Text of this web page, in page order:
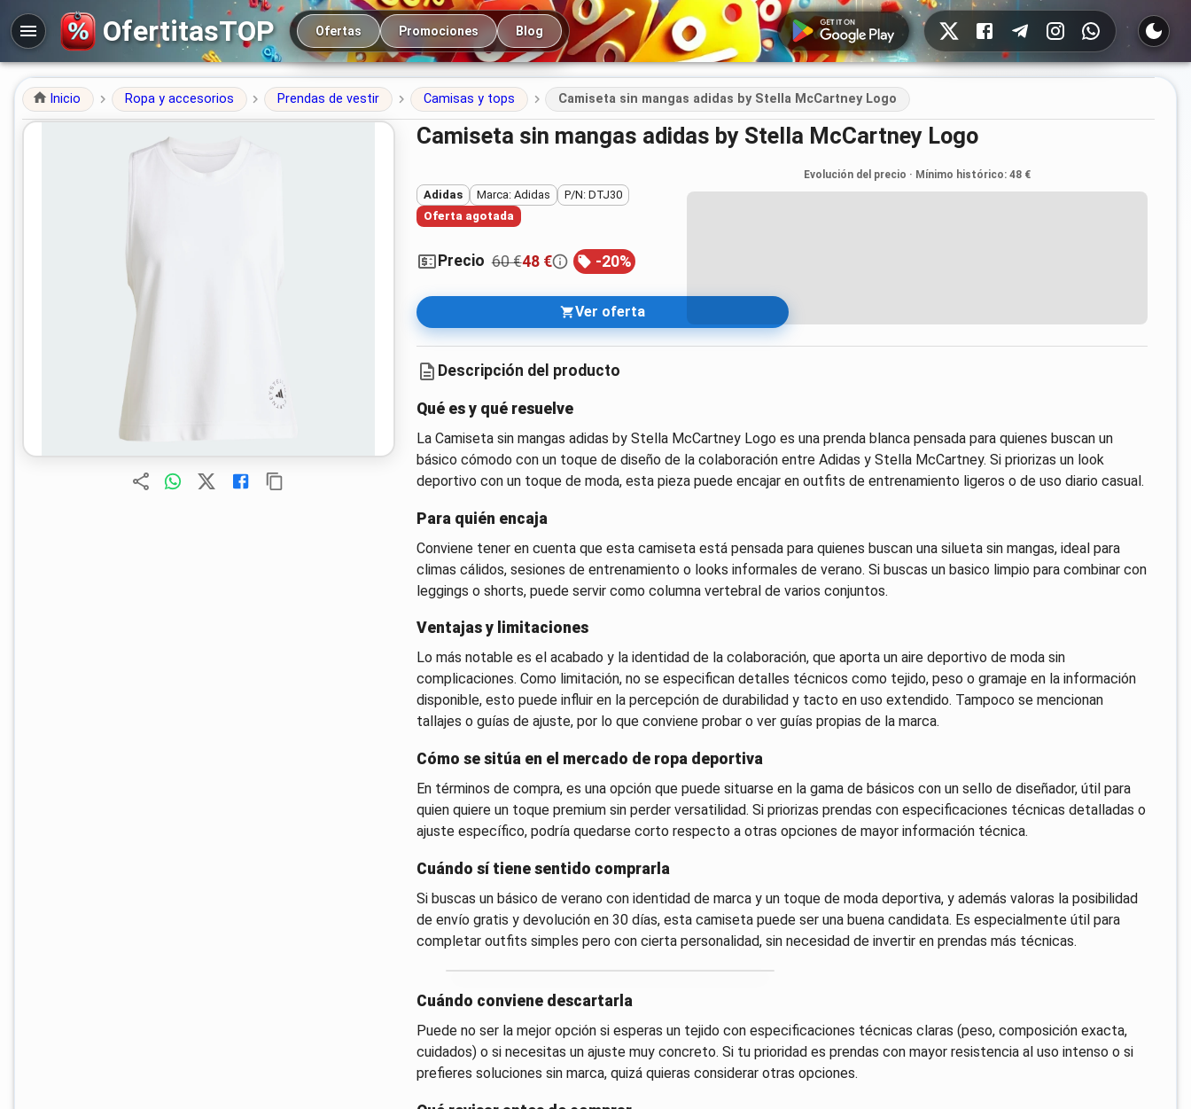
OfertitasTOP Navegación principal
Ofertas Promociones Blog
Redes sociales
Inicio Ropa y accesorios Prendas de vestir Camisas y tops Camiseta sin mangas adidas by Stella McCartney Logo
Camiseta sin mangas adidas by Stella McCartney Logo
Adidas Marca: Adidas
P/N: DTJ30
Oferta agotada
Precio 60 €48 € -20%
Ver oferta
Evolución del precio · Mínimo histórico: 48 €
Descripción del producto
Qué es y qué resuelve
La Camiseta sin mangas adidas by Stella McCartney Logo es una prenda blanca pensada para quienes buscan un
básico cómodo con un toque de diseño de la colaboración entre Adidas y Stella McCartney. Si priorizas un look
deportivo con un toque de moda, esta pieza puede encajar en outfits de entrenamiento ligeros o de uso diario casual.
Para quién encaja
Conviene tener en cuenta que esta camiseta está pensada para quienes buscan una silueta sin mangas, ideal para
climas cálidos, sesiones de entrenamiento o looks informales de verano. Si buscas un basico limpio para combinar con
leggings o shorts, puede servir como columna vertebral de varios conjuntos.
Ventajas y limitaciones
Lo más notable es el acabado y la identidad de la colaboración, que aporta un aire deportivo de moda sin
complicaciones. Como limitación, no se especifican detalles técnicos como tejido, peso o gramaje en la información
disponible, esto puede influir en la percepción de durabilidad y tacto en uso extendido. Tampoco se mencionan
tallajes o guías de ajuste, por lo que conviene probar o ver guías propias de la marca.
Cómo se sitúa en el mercado de ropa deportiva
En términos de compra, es una opción que puede situarse en la gama de básicos con un sello de diseñador, útil para
quien quiere un toque premium sin perder versatilidad. Si priorizas prendas con especificaciones técnicas detalladas o
ajuste específico, podría quedarse corto respecto a otras opciones de mayor información técnica.
Cuándo sí tiene sentido comprarla
Si buscas un básico de verano con identidad de marca y un toque de moda deportiva, y además valoras la posibilidad
de envío gratis y devolución en 30 días, esta camiseta puede ser una buena candidata. Es especialmente útil para
completar outfits simples pero con cierta personalidad, sin necesidad de invertir en prendas más técnicas.
Cuándo conviene descartarla
Puede no ser la mejor opción si esperas un tejido con especificaciones técnicas claras (peso, composición exacta,
cuidados) o si necesitas un ajuste muy concreto. Si tu prioridad es prendas con mayor resistencia al uso intenso o si
prefieres soluciones sin marca, quizá quieras considerar otras opciones.